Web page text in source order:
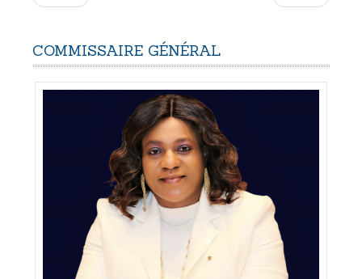
COMMISSAIRE GÉNÉRAL